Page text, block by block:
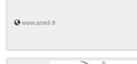
www.ameli.fr